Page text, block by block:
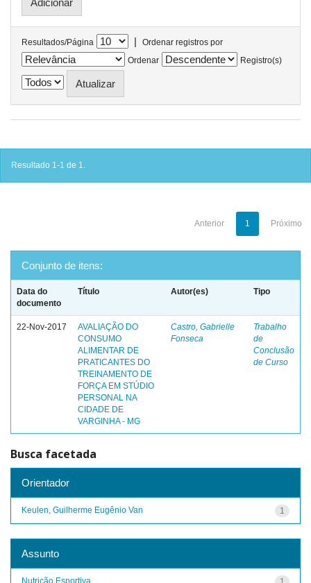
Resultados/Página |
Ordenar registros por
Ordenar
Registro(s)
Resultado 1-1 de 1.
Anterior 1 Próximo
Conjunto de itens:
Data do
documento
Título Autor(es) Tipo
22-Nov-2017
AVALIAÇÃO DO
CONSUMO
ALIMENTAR DE
PRATICANTES DO
TREINAMENTO DE
FORÇA EM STÚDIO
PERSONAL NA
CIDADE DE
VARGINHA - MG
Castro, Gabrielle
Fonseca
Trabalho
de
Conclusão
de Curso
Busca facetada
Orientador
1
Keulen, Guilherme Eugênio Van
Assunto
Nutrição Esportiva